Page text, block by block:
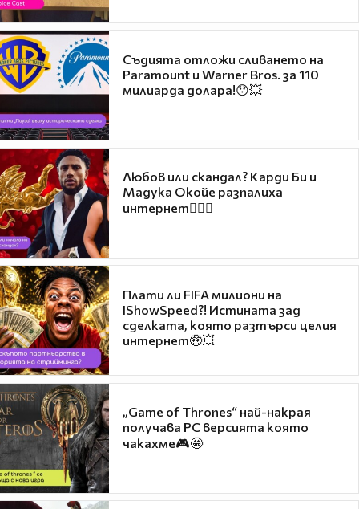
Съдията отложи сливането на
Paramount и Warner Bros. за 110
милиарда долара!😯💥
Любов или скандал? Карди Би и
Мадука Окойе разпалиха
интернет❤️‍🔥🔥
Плати ли FIFA милиони на
IShowSpeed?! Истината зад
сделката, която разтърси целия
интернет🤑💥
„Game of Thrones“ най-накрая
получава PC версията която
чакахме🎮🤩